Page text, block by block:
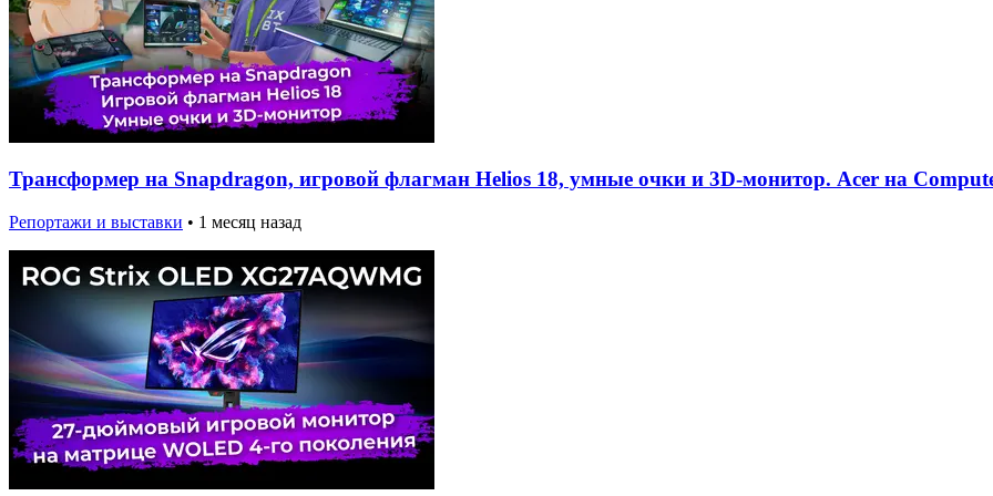
Трансформер на Snapdragon, игровой флагман Helios 18, умные очки и 3D-монитор. Acer на
Репортажи и выставки • 1 месяц назад